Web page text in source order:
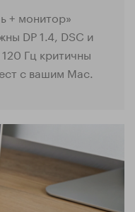
+ монитор»
DP 1.4, DSC и
Гц критичны
с вашим Mac.